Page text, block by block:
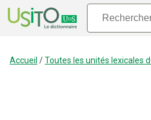
Accueil /Toutes les unités lexicales